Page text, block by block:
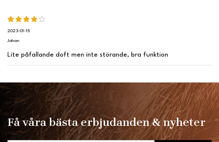
2023-01-15
Johan
Lite påfallande doft men inte störande, bra funktion
Få våra bästa erbjudanden & nyheter